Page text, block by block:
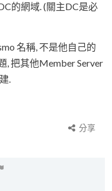
的網域. (關主DC是必
名稱, 不是他自己的
, 把其他Member Server
.
分享